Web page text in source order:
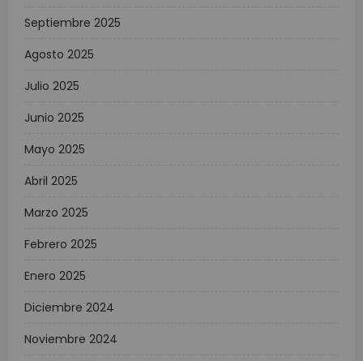
Septiembre 2025
Agosto 2025
Julio 2025
Junio 2025
Mayo 2025
Abril 2025
Marzo 2025
Febrero 2025
Enero 2025
Diciembre 2024
Noviembre 2024